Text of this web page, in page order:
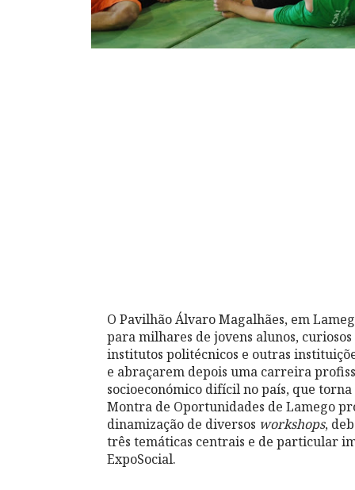
O Pavilhão Álvaro Magalhães, em
para milhares de jovens alunos,
institutos politécnicos e outras
e abraçarem depois uma carreira
socioeconómico difícil no país, que
Montra de Oportunidades de Lamego
dinamização de diversos workshops,
três temáticas centrais e de particular
ExpoSocial.